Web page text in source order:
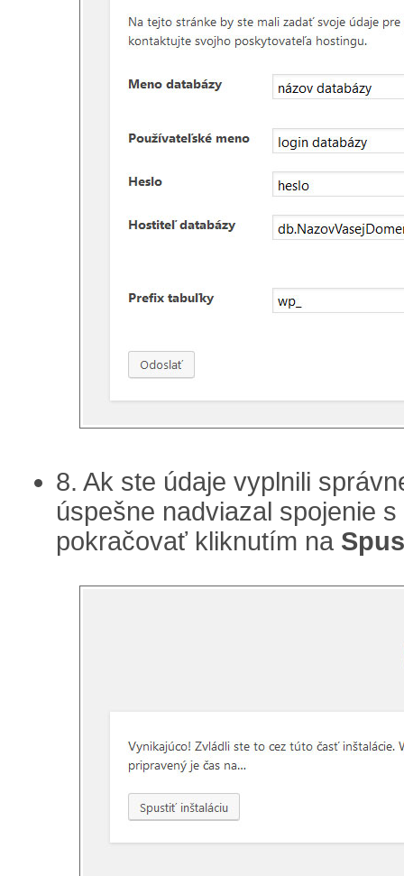
8. Ak ste údaje vyplnili
úspešne nadviazal spojenie
pokračovať kliknutím na